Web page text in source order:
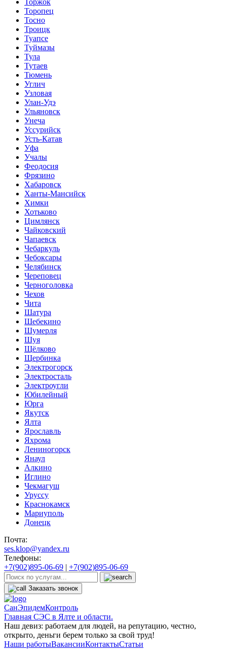
Торопец
Тосно
Троицк
Туапсе
Туймазы
Тула
Тутаев
Тюмень
Углич
Узловая
Улан-Удэ
Ульяновск
Унеча
Уссурийск
Усть-Катав
Уфа
Учалы
Феодосия
Фрязино
Хабаровск
Ханты-Мансийск
Химки
Хотьково
Цимлянск
Чайковский
Чапаевск
Чебаркуль
Чебоксары
Челябинск
Череповец
Черноголовка
Чехов
Чита
Шатура
Шебекино
Шумерля
Шуя
Щёлково
Щербинка
Электрогорск
Электросталь
Электроугли
Юбилейный
Юрга
Якутск
Ялта
Ярославль
Яхрома
Лениногорск
Янаул
Алкино
Иглино
Чекмагуш
Уруссу
Краснокамск
Мариуполь
Донецк
Почта:
ses.klop@yandex.ru
Телефоны:
+7(902)895-06-69 | +7(902)895-06-69
Заказать звонок
СанЭпидемКонтроль
Главная СЭС в Ялте и области.
Наш девиз: работаем для людей, на репутацию, честно,
открыто, деньги берем только за свой труд!
Наши работыВакансииКонтактыСтатьи